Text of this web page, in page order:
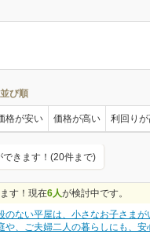
び順
格が安い 価格が高い 利回り
できます！(20件まで)
す！現在6人が検討中です。
のない平屋は、小さなお子さまが
や、ご夫婦二人の暮らしにも、